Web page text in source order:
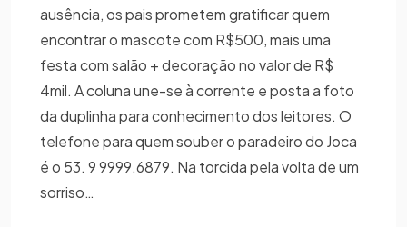
ausência, os pais prometem gratificar quem
encontrar o mascote com R$500, mais uma
festa com salão + decoração no valor de R$
4mil. A coluna une-se à corrente e posta a foto
da duplinha para conhecimento dos leitores. O
telefone para quem souber o paradeiro do Joca
é o 53. 9 9999.6879. Na torcida pela volta de um
sorriso…